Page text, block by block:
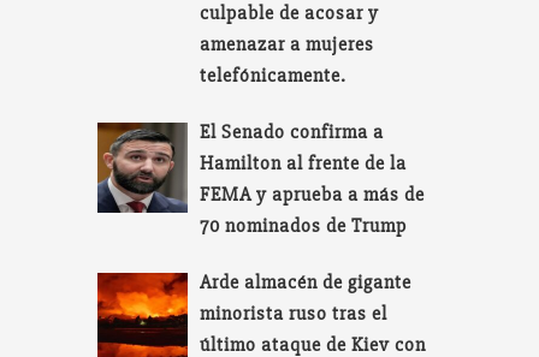
culpable de acosar y
amenazar a mujeres
telefónicamente.
El Senado confirma a
Hamilton al frente de la
FEMA y aprueba a más de
70 nominados de Trump
Arde almacén de gigante
minorista ruso tras el
último ataque de Kiev con